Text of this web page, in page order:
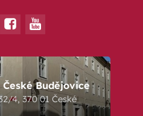
Budějovice
4, 370 01 České